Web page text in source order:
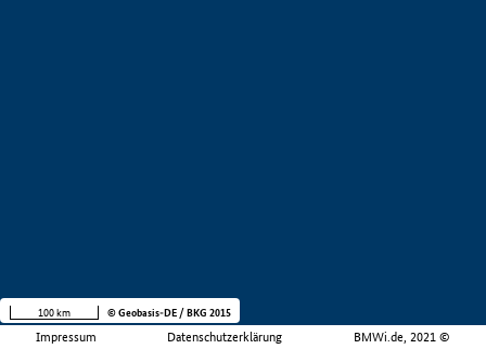
Impressum Datenschutzerklärung BMWi.de, 2021 ©
100 km © Geobasis-DE / BKG 2015